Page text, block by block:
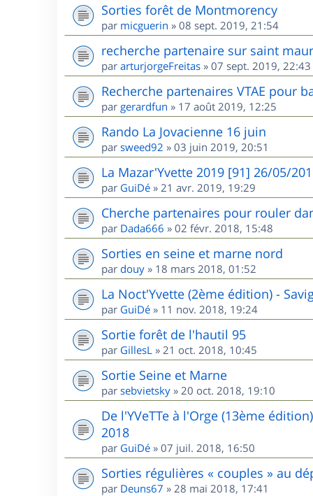
Sorties forêt de Montmorency
par micguerin » 08 sept. 2019, 21:54
recherche partenaire sur saint
par arturjorgeFreitas » 07 sept. 2019, 22:43
Recherche partenaires VTAE pour
par gerardfun » 17 août 2019, 12:25
Rando La Jovacienne 16 juin
par sweed92 » 03 juin 2019, 20:51
La Mazar'Yvette 2019 [91] 26/05/
par GuiDé » 21 avr. 2019, 19:29
Cherche partenaires pour rouler
par Dada666 » 02 févr. 2018, 15:48
Sorties en seine et marne nord
par douy » 18 mars 2018, 01:52
La Noct'Yvette (2ème édition) -
par GuiDé » 11 nov. 2018, 19:24
Sortie forêt de l'hautil 95
par GillesL » 21 oct. 2018, 10:45
Sortie Seine et Marne
par sebvietsky » 20 oct. 2018, 19:10
De l'YVeTTe à l'Orge (13ème
2018
par GuiDé » 07 juil. 2018, 16:50
Sorties régulières « couples » au
par Deuns67 » 28 mai 2018, 17:41